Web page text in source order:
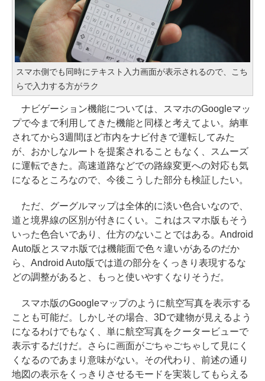
スマホ側でも同時にテキスト入力画面が表示されるので、こち
らで入力する方がラク
ナビゲーション機能については、スマホのGoogleマッ
プで今まで利用してきた機能と同様と考えてよい。納車
されてから3週間ほど市内をナビ付きで運転してみた
が、おかしなルートを提案されることもなく、スムーズ
に運転できた。高速道路などでの路線変更への対応も気
になるところなので、今後こうした部分も検証したい。
ただ、グーグルマップは全体的に淡い色合いなので、
道と境界線の区別が付きにくい。これはスマホ版もそう
いった色合いであり、仕方のないことではある。Android
Auto版とスマホ版では機能面で色々違いがあるのだか
ら、Android Auto版では道の部分をくっきり表現するな
どの調整があると、もっと使いやすくなりそうだ。
スマホ版のGoogleマップのように航空写真を表示する
ことも可能だ。しかしその場合、3Dで建物が見えるよう
になるわけでもなく、単に航空写真をクータービューで
表示するだけだ。さらに画面がごちゃごちゃして見にく
くなるのであまり意味がない。その代わり、前述の通り
地図の表示をくっきりさせるモードを実装してもらえる